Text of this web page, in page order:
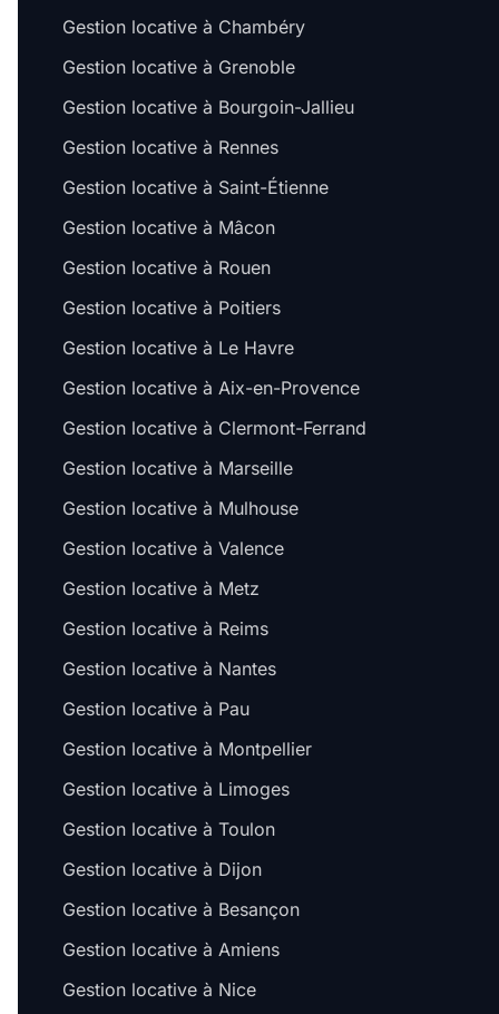
Gestion locative à Chambéry
Gestion locative à Grenoble
Gestion locative à Bourgoin-Jallieu
Gestion locative à Rennes
Gestion locative à Saint-Étienne
Gestion locative à Mâcon
Gestion locative à Rouen
Gestion locative à Poitiers
Gestion locative à Le Havre
Gestion locative à Aix-en-Provence
Gestion locative à Clermont-Ferrand
Gestion locative à Marseille
Gestion locative à Mulhouse
Gestion locative à Valence
Gestion locative à Metz
Gestion locative à Reims
Gestion locative à Nantes
Gestion locative à Pau
Gestion locative à Montpellier
Gestion locative à Limoges
Gestion locative à Toulon
Gestion locative à Dijon
Gestion locative à Besançon
Gestion locative à Amiens
Gestion locative à Nice